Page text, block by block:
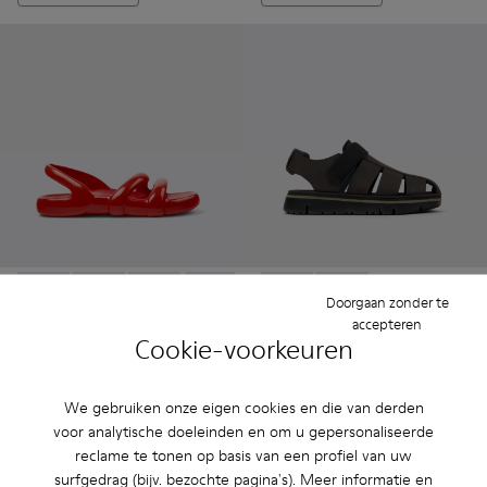
Cookie-voorkeuren
We gebruiken onze eigen cookies en die van derden
voor analytische doeleinden en om u gepersonaliseerde
reclame te tonen op basis van een profiel van uw
surfgedrag (bijv. bezochte pagina's). Meer informatie en
Doorgaan zonder te
accepteren
Kobarah Flat - K100957-015 - Rode sandaal.
Kobarah Flat - K100957-018
Kobarah Flat - K100957-014
Kobarah Flat - K100957-013
Kobarah Flat - K100957-
Kobarah Flat -
Kobarah
Toevoegen
Oruga - K100285-006 -
Oruga - K100285-007
Oruga
Toevoegen